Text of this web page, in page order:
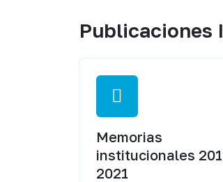
Publicaciones
Memorias
institucionales
2021